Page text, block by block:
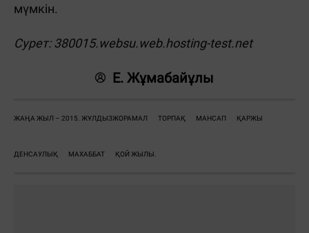
мүмкін.
Сурет: 380015.websu.web.hosting-test.net
Е. Жұмабайұлы
ЖАҢА ЖЫЛ – 2015. ЖҰЛДЫЗЖОРАМАЛ ТОРПАҚ МАНСАП ҚАРЖЫ
ДЕНСАУЛЫҚ МАХАББАТ ҚОЙ ЖЫЛЫ.